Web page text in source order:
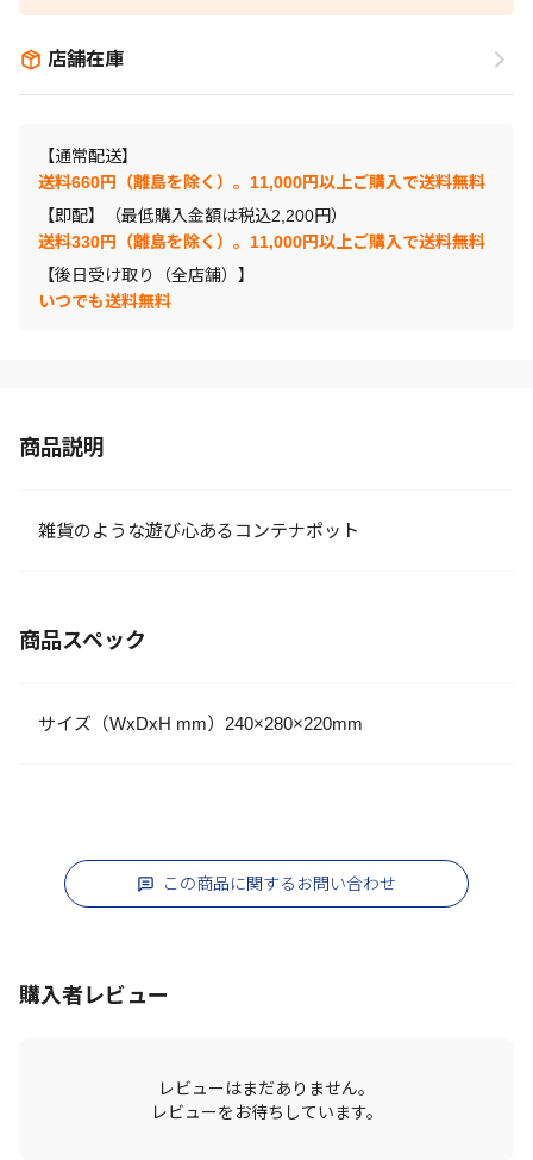
店舗在庫
【通常配送】
送料660円（離島を除く）。11,000円以上ご購入で送料無料
【即配】（最低購入金額は税込2,200円）
送料330円（離島を除く）。11,000円以上ご購入で送料無料
【後日受け取り（全店舗）】
いつでも送料無料
商品説明
雑貨のような遊び心あるコンテナポット
商品スペック
サイズ（WxDxH mm）240×280×220mm
この商品に関するお問い合わせ
購入者レビュー
レビューはまだありません。
レビューをお待ちしています。